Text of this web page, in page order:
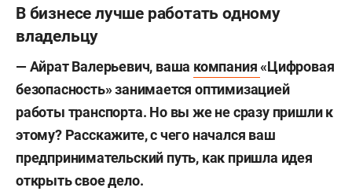
В бизнесе лучше работать одному
владельцу
— Айрат Валерьевич, ваша компания«Цифровая
безопасность» занимается оптимизацией
работы транспорта. Но вы же не сразу пришли к
этому? Расскажите, с чего начался ваш
предпринимательский путь, как пришла идея
открыть свое дело.